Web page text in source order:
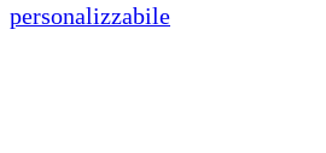
personalizzabile